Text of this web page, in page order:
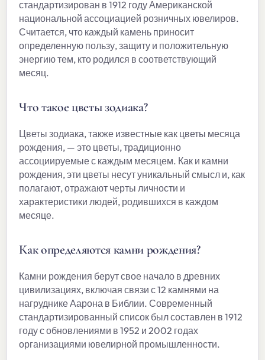
стандартизирован в 1912 году Американской
национальной ассоциацией розничных ювелиров.
Считается, что каждый камень приносит
определенную пользу, защиту и положительную
энергию тем, кто родился в соответствующий
месяц.
Что такое цветы зодиака?
Цветы зодиака, также известные как цветы месяца
рождения, — это цветы, традиционно
ассоциируемые с каждым месяцем. Как и камни
рождения, эти цветы несут уникальный смысл и, как
полагают, отражают черты личности и
характеристики людей, родившихся в каждом
месяце.
Как определяются камни рождения?
Камни рождения берут свое начало в древних
цивилизациях, включая связи с 12 камнями на
нагруднике Аарона в Библии. Современный
стандартизированный список был составлен в 1912
году с обновлениями в 1952 и 2002 годах
организациями ювелирной промышленности.